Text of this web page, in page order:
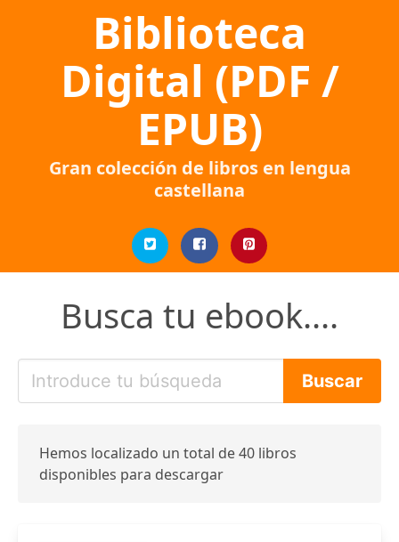
Biblioteca
Digital (PDF /
EPUB)
Gran colección de libros en lengua
castellana
Busca tu ebook....
Hemos localizado un total de 40 libros
disponibles para descargar